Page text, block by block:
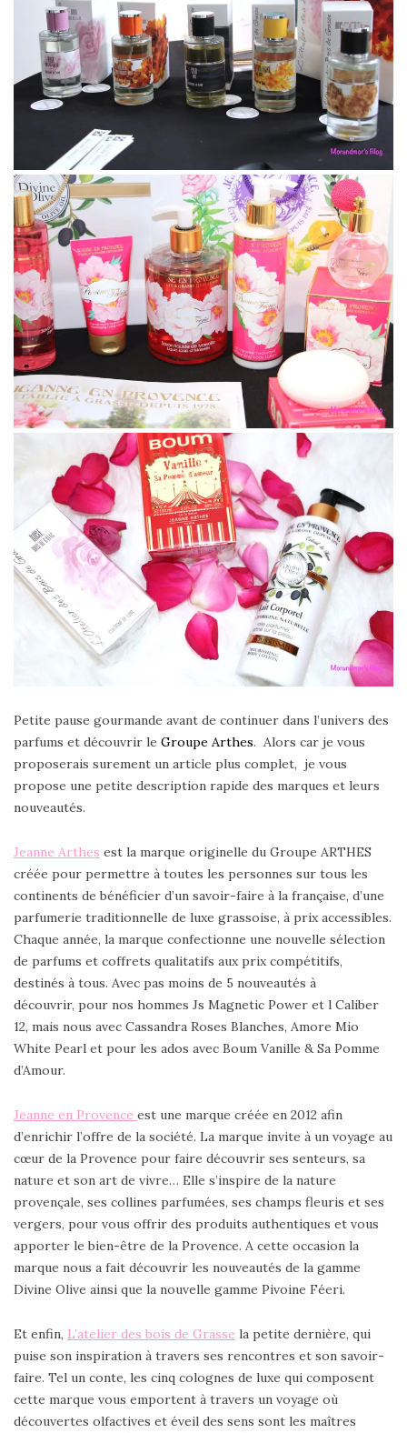
Petite pause gourmande avant de continuer dans l’univers des
parfums et découvrir le Groupe Arthes. Alors car je vous
proposerais surement un article plus complet, je vous
propose une petite description rapide des marques et leurs
nouveautés.
Jeanne Arthes est la marque originelle du Groupe ARTHES
créée pour permettre à toutes les personnes sur tous les
continents de bénéficier d’un savoir-faire à la française, d’une
parfumerie traditionnelle de luxe grassoise, à prix accessibles.
Chaque année, la marque confectionne une nouvelle sélection
de parfums et coffrets qualitatifs aux prix compétitifs,
destinés à tous. Avec pas moins de 5 nouveautés à
découvrir, pour nos hommes Js Magnetic Power et l Caliber
12, mais nous avec Cassandra Roses Blanches, Amore Mio
White Pearl et pour les ados avec Boum Vanille & Sa Pomme
d’Amour.
Jeanne en Provence est une marque créée en 2012 afin
d’enrichir l’offre de la société. La marque invite à un voyage au
cœur de la Provence pour faire découvrir ses senteurs, sa
nature et son art de vivre… Elle s’inspire de la nature
provençale, ses collines parfumées, ses champs fleuris et ses
vergers, pour vous offrir des produits authentiques et vous
apporter le bien-être de la Provence. A cette occasion la
marque nous a fait découvrir les nouveautés de la gamme
Divine Olive ainsi que la nouvelle gamme Pivoine Féeri.
Et enfin, L’atelier des bois de Grasse la petite dernière, qui
puise son inspiration à travers ses rencontres et son savoir-
faire. Tel un conte, les cinq colognes de luxe qui composent
cette marque vous emportent à travers un voyage où
découvertes olfactives et éveil des sens sont les maîtres